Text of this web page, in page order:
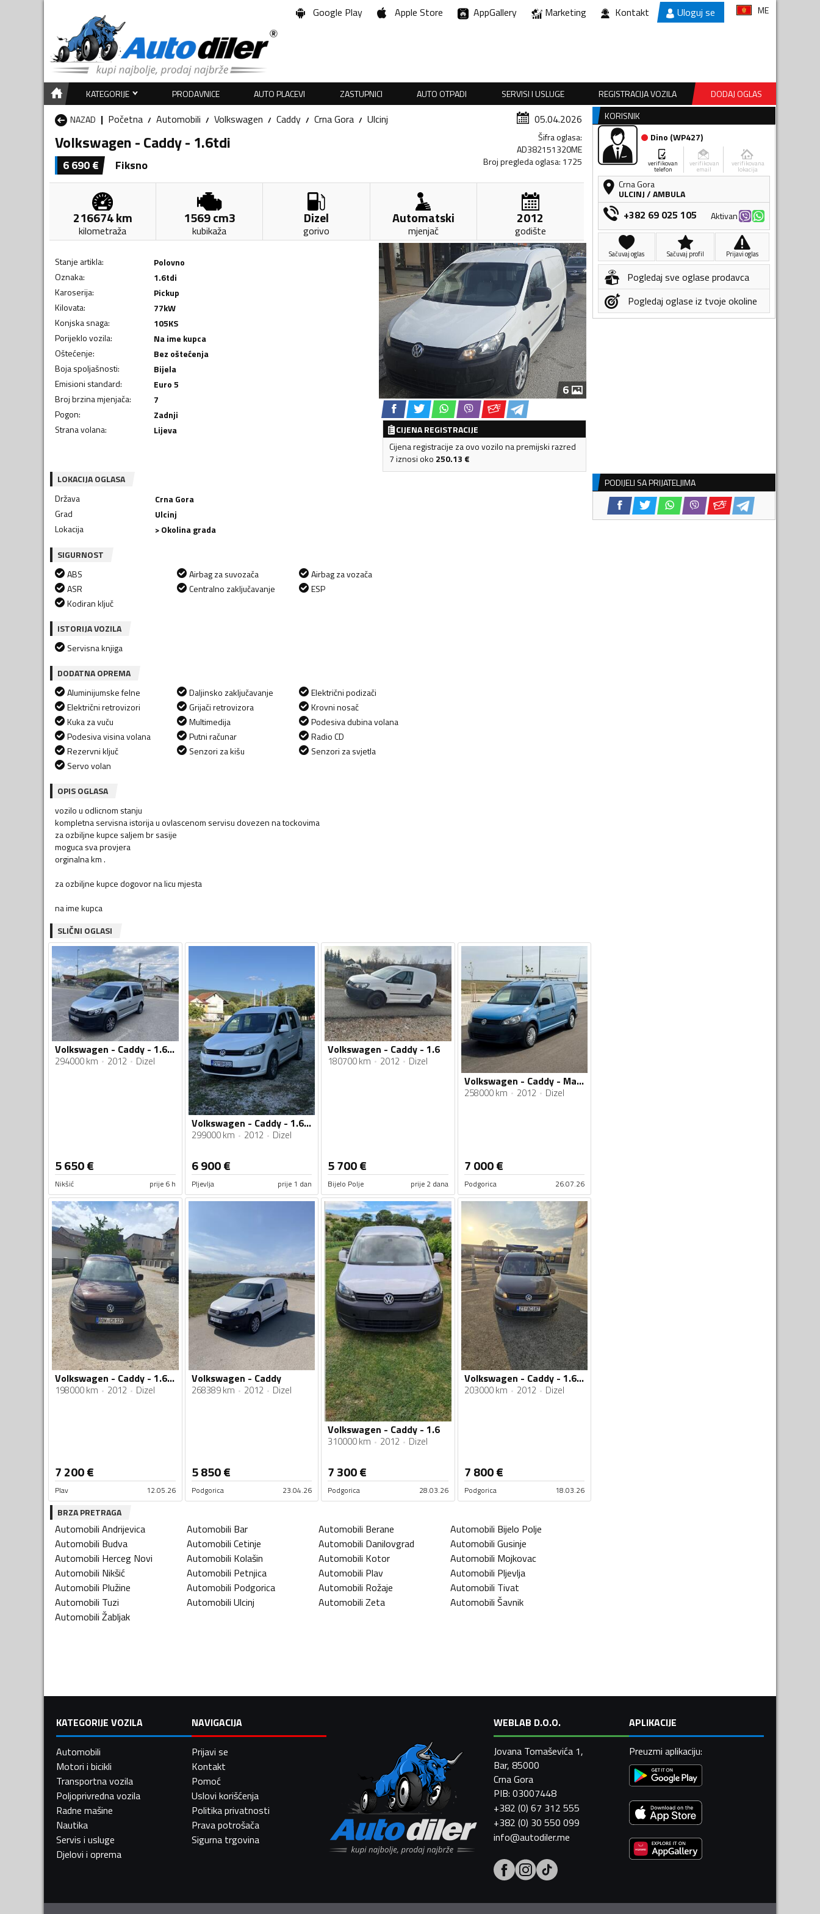
Google Play Apple Store AppGallery Marketing Kontakt Uloguj se ME
KATEGORIJE PRODAVNICE AUTO PLACEVI ZASTUPNICI AUTO OTPADI SERVISI I USLUGE REGISTRACIJA VOZILA
DODAJ OGLAS
NAZAD
Početna Automobili Volkswagen Caddy Crna Gora Ulcinj 05.04.2026
Volkswagen - Caddy - 1.6tdi
6 690€ Fiksno
Šifra oglasa:
AD382151320ME
Broj pregleda oglasa: 1725
216674km
kilometraža
1569cm3
kubikaža
Dizel
gorivo
Automatski
mjenjač
2012
godište
Stanje artikla:
Polovno
Oznaka:
1.6tdi
Karoserija:
Pickup
Kilovata: 77kW
Konjska snaga: 105KS
Porijeklo vozila:
Na ime kupca
Oštećenje:
Bez oštećenja
Boja spoljašnosti:
Bijela
Emisioni standard:
Euro 5
Broj brzina mjenjača:
7
Pogon:
Zadnji
Strana volana: Lijeva
6
CIJENA REGISTRACIJE
Cijena registracije za ovo vozilo na premijski razred
7 iznosi oko 250.13 €
LOKACIJA OGLASA
Država
Crna Gora
Grad
Ulcinj
Lokacija
> Okolina grada
SIGURNOST
ABS
ASR
Kodiran ključ
Airbag za suvozača
Centralno zaključavanje
Airbag za vozača
ESP
ISTORIJA VOZILA
Servisna knjiga
DODATNA OPREMA
Aluminijumske felne
Električni retrovizori
Kuka za vuču
Podesiva visina volana
Rezervni ključ
Servo volan
Daljinsko zaključavanje
Grijači retrovizora
Multimedija
Putni računar
Senzori za kišu
Električni podizači
Krovni nosač
Podesiva dubina volana
Radio CD
Senzori za svjetla
OPIS OGLASA
vozilo u odlicnom stanju
kompletna servisna istorija u ovlascenom servisu dovezen na tockovima
za ozbiljne kupce saljem br sasije
moguca sva provjera
orginalna km .
za ozbiljne kupce dogovor na licu mjesta
SLIČNI OGLASI
Volkswagen - Caddy - 1.6 TDI
294000 km 2012 Dizel
5 650€
Nikšić prije 6 h
Volkswagen - Caddy - 1.6TDI
299000 km 2012 Dizel
6 900€
Pljevlja prije 1 dan
Volkswagen - Caddy - 1.6
180700 km 2012 Dizel
5 700€
Bijelo Polje prije 2 dana
Volkswagen - Caddy - Maxi 1.6TDI
258000 km 2012 Dizel
7 000€
Podgorica 26.07.26
Volkswagen - Caddy - 1.6 TDI
198000 km 2012 Dizel
7 200€
Plav 12.05.26
Volkswagen - Caddy
268389 km 2012 Dizel
5 850€
Podgorica 23.04.26
Volkswagen - Caddy - 1.6
310000 km 2012 Dizel
7 300€
Podgorica 28.03.26
Volkswagen - Caddy - 1.6 tdi
203000 km 2012 Dizel
7 800€
Podgorica 18.03.26
BRZA PRETRAGA
Automobili Andrijevica Automobili Bar Automobili Berane Automobili Bijelo Polje
Automobili Budva Automobili Cetinje Automobili Danilovgrad Automobili Gusinje
Automobili Herceg Novi Automobili Kolašin Automobili Kotor Automobili Mojkovac
Automobili Nikšić Automobili Petnjica Automobili Plav Automobili Pljevlja
Automobili Plužine Automobili Podgorica Automobili Rožaje Automobili Tivat
Automobili Tuzi Automobili Ulcinj Automobili Zeta Automobili Šavnik
Automobili Žabljak
KORISNIK
Dino (WP427)
verifikovan
telefon
verifikovan
email
verifikovana
lokacija
Crna Gora
ULCINJ/AMBULA
+382 69 025 105 Aktivan
Sačuvaj oglas Sačuvaj profil Prijavi oglas
Pogledaj sve oglase prodavca
Pogledaj oglase iz tvoje okoline
PODIJELI SA PRIJATELJIMA
KATEGORIJE VOZILA
Automobili
Motori i bicikli
Transportna vozila
Poljoprivredna vozila
Radne mašine
Nautika
Servis i usluge
Djelovi i oprema
NAVIGACIJA
Prijavi se
Kontakt
Pomoć
Uslovi korišćenja
Politika privatnosti
Prava potrošača
Sigurna trgovina
WEBLAB D.O.O.
Jovana Tomaševića 1,
Bar, 85000
Crna Gora
PIB: 03007448
+382 (0) 67 312 555
+382 (0) 30 550 099
info@autodiler.me
APLIKACIJE
Preuzmi aplikaciju: